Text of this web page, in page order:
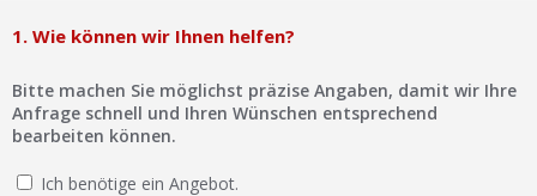
Ratgeber
Scheibensuche
FAQ
1. Wie können wir Ihnen helfen?
Bitte machen Sie möglichst präzise Angaben, damit wir Ihre
Anfrage schnell und Ihren Wünschen entsprechend
bearbeiten können.
Ich benötige ein Angebot.